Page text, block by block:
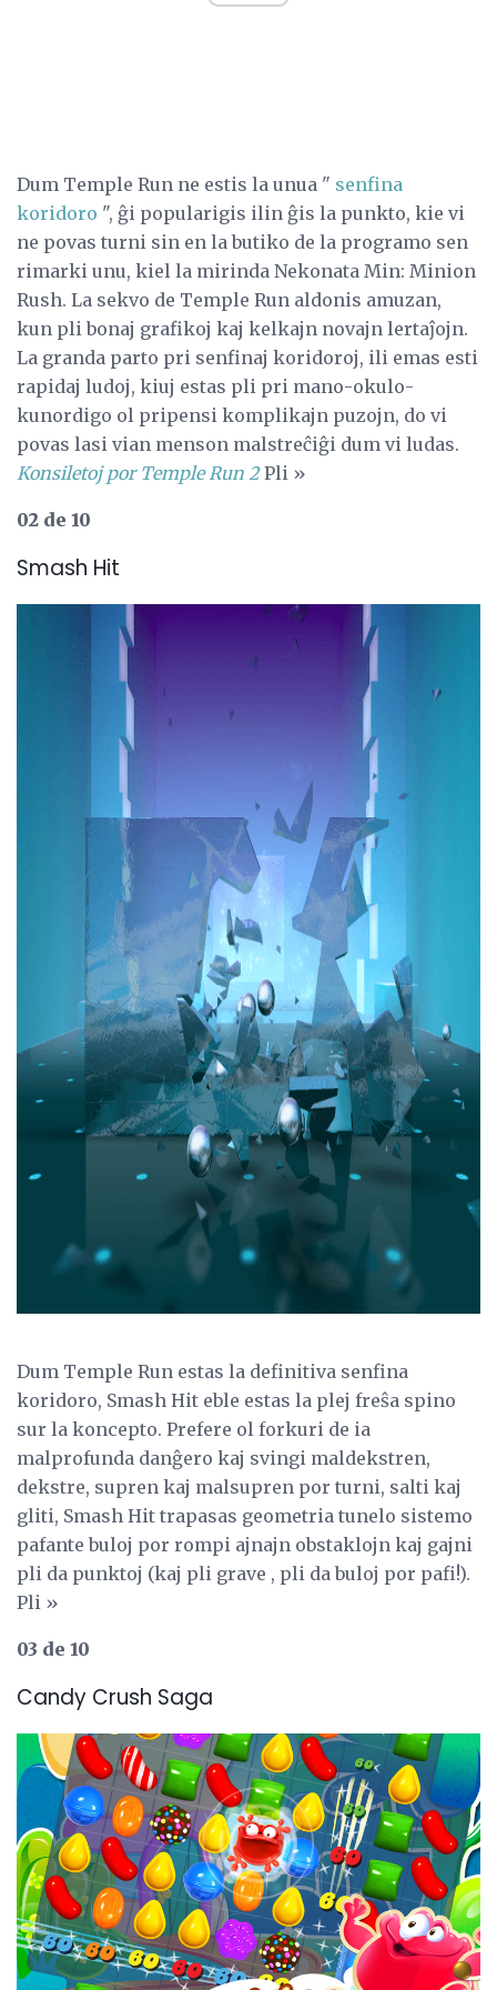
Dum Temple Run ne estis la unua " senfina
koridoro ", ĝi popularigis ilin ĝis la punkto, kie vi
ne povas turni sin en la butiko de la programo sen
rimarki unu, kiel la mirinda Nekonata Min: Minion
Rush. La sekvo de Temple Run aldonis amuzan,
kun pli bonaj grafikoj kaj kelkajn novajn lertaĵojn.
La granda parto pri senfinaj koridoroj, ili emas esti
rapidaj ludoj, kiuj estas pli pri mano-okulo-
kunordigo ol pripensi komplikajn puzojn, do vi
povas lasi vian menson malstreĉiĝi dum vi ludas.
Konsiletoj por Temple Run 2Pli »
02 de 10
Smash Hit
ad
Dum Temple Run estas la definitiva senfina
koridoro, Smash Hit eble estas la plej freŝa spino
sur la koncepto. Prefere ol forkuri de ia
malprofunda danĝero kaj svingi maldekstren,
dekstre, supren kaj malsupren por turni, salti kaj
gliti, Smash Hit trapasas geometria tunelo sistemo
pafante buloj por rompi ajnajn obstaklojn kaj gajni
pli da punktoj (kaj pli grave , pli da buloj por pafi!).
Pli »
03 de 10
Candy Crush Saga